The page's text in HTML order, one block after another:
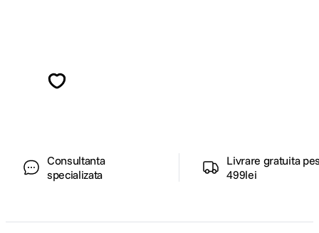
Consultanta
specializata
Livrare gratuita
499lei